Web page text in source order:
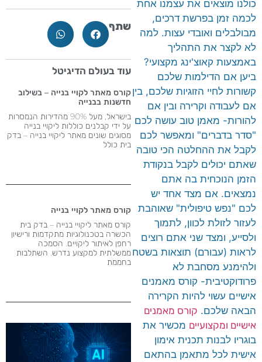
כולנו מוצאים את עצמנו אחת
לכמה זמן בפרשת דרכים,
מבולבלים ואובדי עצות. למה
לא לקצר את התהליך
באמצעות קאוצ'ינג מקצועי?
ביען אם הדילמות שלכם
קשורות לחיי הזוגיות שלכם, בין
אם לעבודה וקרירה ובין אם
להורות- מאמן טוב עושה לכם
"סדר בדברים" ומאפשר לכם
לקבל את ההחלטה הכי טובה
שאתם יכולים לקבל בנקודת
הזמן הנוכחית בה אתם
נמצאים. אם מצד אחד יש
לכם "נפש טיפולית" שאוהבת
לעזור לזולת לכוון, לתמוך
ולסייע, ומצד שני אתם רוצים
לראות (עבורם) תוצאות בשטח
ולהימנע מסחבת לא
פרודוקטיבית- קורס מאמנים
אישיים עשוי להיות הקרירה
הבאה שלכם. קורס מאמנים
אישיים ומקצועיים מכשיר את
בוגריו לבנות תכנית אימון
אישית לכל מתאמן בהתאם
שתף
עוד בעולם הדיגיטל
קורס מאתר לקויי בנייה – בשילוב
חדשנות בבנייה
בישראל, מעל 90% מהדירות הנמסרות
על ידי קבלנים כוללות ליקויי בנייה
מסוגים שונים מאתר ליקויי בנייה – בדק
בית כולל
קורס מאתר לקויי בנייה
קורס מאתר ליקויי בנייה – בדק בית
הכשרה בטכנולוגיות מתקדמות ורישיון
רחפן לאיתור ליקויים. הסמכה
ממשלתית למקצוע נדרש​. השתלבות
בחממת